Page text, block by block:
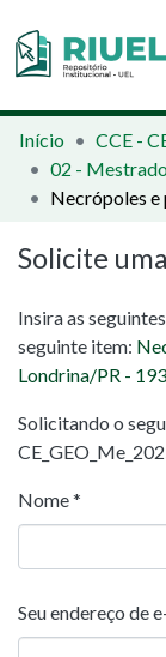
Orientações e
Comunidades e
Início
02 -
Solicite
Insira as
seguinte item:
Londrina/PR -
Solicitando o
Nome *
Seu endereço de